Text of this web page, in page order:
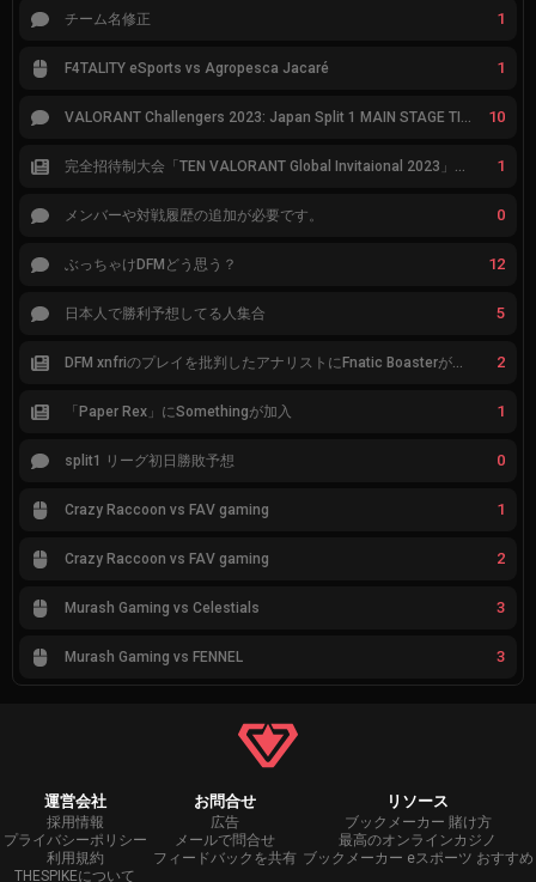
チーム名修正 1
F4TALITY eSports vs Agropesca Jacaré 1
VALORANT Challengers 2023: Japan Split 1 MAIN STAGE TIER表 10
完全招待制大会「TEN VALORANT Global Invitaional 2023」が韓国で開催 1
メンバーや対戦履歴の追加が必要です。 0
ぶっちゃけDFMどう思う？ 12
日本人で勝利予想してる人集合 5
DFM xnfriのプレイを批判したアナリストにFnatic Boasterが反応「DFMは仕組みの強化が必要なだけ」 2
「Paper Rex」にSomethingが加入 1
split1 リーグ初日勝敗予想 0
Crazy Raccoon vs FAV gaming 1
Crazy Raccoon vs FAV gaming 2
Murash Gaming vs Celestials 3
Murash Gaming vs FENNEL 3
運営会社
採用情報
プライバシーポリシー
利用規約
THESPIKEについて
お問合せ
広告
メールで問合せ
フィードバックを共有
リソース
ブックメーカー 賭け方
最高のオンラインカジノ
ブックメーカー eスポーツ おすすめ